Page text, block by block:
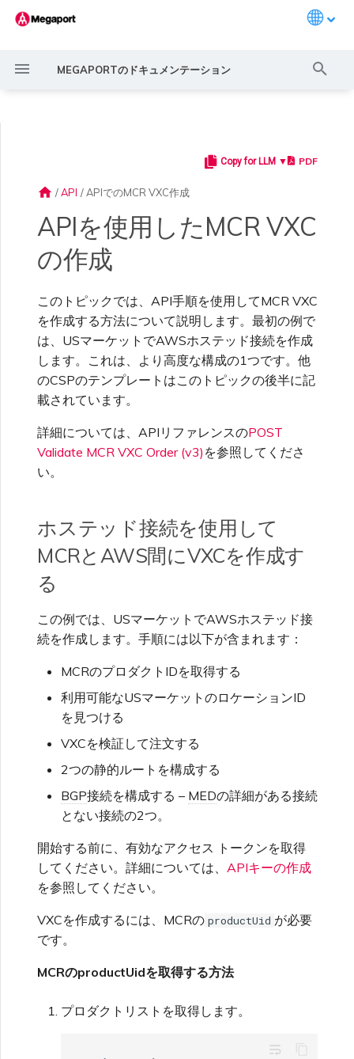
MEGAPORTのドキュメンテーション
クイックスタート
Megaportアカウントの
概要
アカウントの作成
シングルサインオンの設定
ユーザー招待
会社プロフィールの更新
パスワードのリセット
Megaportポータルへのログ
イン
Megaportポータルダッシュ
ボード
サービスページの理解
ロケーションの理解
技術仕様
一般的なマルチクラウド接続
シナリオ
よるMPLSネットワークの近
サービスプロバイダーとして
のMegaport APIを使った接
続管理
MACsec
クラウドネイティブVPN暗
クロスコネクトの注文
ポートの多様性
リンクアグリゲーション
グループ
LAGの作成
LAGへのポート追加
ポートの終了
プライベートVXCの作成
VXCの移動
サービスキーの設定
サービスキーを使用した接続
作成
Q-in-Qの設定
フェイルオーバーテストのた
めのVXCのシャットダウン
ルーティングガイド
Ports
MCR
続の終了
ポート
11:11システムズ
3DSアウトスケール
AWSダイレクトコネクト
Azure ExpressRoute
Cisco Webex
Google Cloud
Latitude.sh
Nutanixダイレクトコネクト
ラクチャ
Salesforce Express
MCR
概要
3DSアウトスケールMCR接
続
AWSダイレクトコネクト
Azure MCR接続
DigitalOcean MCR接続
IBM Cloudダイレクトリンク
MCR接続
Salesforce MCR接続
ズクラウド
概要
Aruba SD-WAN
Cisco SD-WAN
Fortinet FortiGate
Palo Alto Networks
VMware SD-WAN
MCR 高度なVLANおよびル
ーティング機能
MCRの作成
MCR VXCの作成
MCRの設定
MCR ルート管理
ルートフィルタリング
ルート広告
BGP高度設定の構成
MCR ルッキンググラス
MCRのNAT動作
プライベートクラウド間の
MCRピアリング
MVEデプロイメントシナリ
MVEの多様性
セキュアアクセスサービスエ
ッジ（SASE）
6WIND
6WIND概要
6WINDライセンスネットワ
ーク機能
MVEの作成
VXCの作成
MVEの接続
Aruba SD-WAN概要
展開計画
VXCの作成
MVEの接続
Aviatrix
Aviatrixセキュアエッジ概要
展開計画
VXCの作成
MVEの接続
Cisco MVE概要
展開計画
VXCの作成
MVEの接続
Fortinet FortiGate概要
展開計画
VXCの作成
MVEの接続
Palo Alto Networks
VMシリーズファイアウォ
Prisma SD-WAN
Peplink FusionHub
Peplink FusionHub概要
展開計画
VXCの作成
MVEの接続
Versa SD-WAN
Versa SD-WAN概要
展開計画
VXCの作成
MVEの接続
VMware SD-WAN
VMware SD-WAN概要
展開計画
VXCの作成
MVEの接続
vNIC接続の種類
MVE FAQ
冗長性
IXの設定
IX要件
IXへの参加
France-IX接続
IXの管理
IXの編集
IXの移動
IXの終了
IXツールと機能
MegaIX機能の概要
MegaIXルッキンググラス
BGPコミュニティ
メトロID
プロファイルの作成
マーケットプレイス通知
マーケットプレイスFAQ
MCRの監視
サービスの状態監視
セッションイベントログの表
ユーザープロファイルの管理
会社プロフィールの更新
最小契約更新の管理
メガポートマーケットプレイ
スプロファイルの管理
ユーザーロールの管理
メンテナンスおよび障害イベ
ントの監視
メガポートサービスのロック
メガポート承認書
ポート料金および契約条件
VXC料金および契約条件
メガポートインターネット料
金および契約条件
MCR料金および契約条件
MVE料金および契約条件
請求マーケットの有効化
ファイナンスユーザーロール
請求情報の更新
クレジットカード支払い
メガポート請求書の理解
請求書のダウンロード
ポート請求
MCR請求
VXC、メガポートインター
ネット、IXの請求
顧客オンボーディング
作成する
静的ルート
BGP接続
双方向フォワーディング
検出（BFD）
の自動構成
AWS Hosted VIF
Google Cloud
Microsoft Azure
はじめに
メガポートTerraformプロバ
メガポートTerraformプロバ
イダーを使ったサービスの作
成と管理
Terraformステート管理
メガポートTerraformプロバ
イダーFAQ
Megaport Terraformプロバ
イダーの学習資料とリソース
アクティベーション
ポートのアクティベーション
注文時のエラー
ポートおよびVXC
ポートまたはVXCがダウン
ポート遅延
トロス
スループットまたは速度
MCR
MCRがダウンまたは利用不
MCRルーティング
その他のMCR問題
MVEがダウンまたは利用不
MVEインターネット接続
IX接続性
IX BGPルーティング
クラウド
クラウドサービスプロバイダ
ExpressRoute回線の容量不
メガポートインターネット
プライベートJuniper接続の
メガポートTerraformプロバ
ステージング環境でのテスト
顧客のセキュリティ責任
メガポートポータル認証FAQ
X-Authトークン廃止FAQ
API廃止FAQ
シングルサインオン(SSO)の
サポートへの連絡
サポートリクエストの理解
サポートケースのエスカレー
ション
フィードバックの送信
ネットワークメンテナンス
Copy for LLM ▼ PDF
home / API / APIでのMCR VXC作成
APIを使用したMCR VXC
の作成
このトピックでは、API手順を使用してMCR VXC
を作成する方法について説明します。最初の例で
は、USマーケットでAWSホステッド接続を作成
します。これは、より高度な構成の1つです。他
のCSPのテンプレートはこのトピックの後半に記
載されています。
詳細については、APIリファレンスのPOST
Validate MCR VXC Order (v3) を参照してくださ
い。
ホステッド接続を使用して
MCRとAWS間にVXCを作成す
る
この例では、USマーケットでAWSホステッド接
続を作成します。手順には以下が含まれます：
MCRのプロダクトIDを取得する
利用可能なUSマーケットのロケーションID
を見つける
VXCを検証して注文する
2つの静的ルートを構成する
BGP接続を構成する – MEDの詳細がある接続
とない接続の2つ。
開始する前に、有効なアクセス トークンを取得
してください。詳細については、 APIキーの作成
を参照してください。
VXCを作成するには、MCRの productUid が必要
です。
MCRのproductUidを取得する方法
プロダクトリストを取得します。
wrap_text